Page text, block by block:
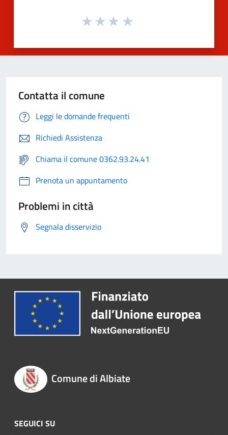
Contatta il comune
Leggi le domande frequenti
Richiedi Assistenza
Chiama il comune 0362.93.24.41
Prenota un appuntamento
Problemi in città
Segnala disservizio
Comune di Albiate
SEGUICI SU